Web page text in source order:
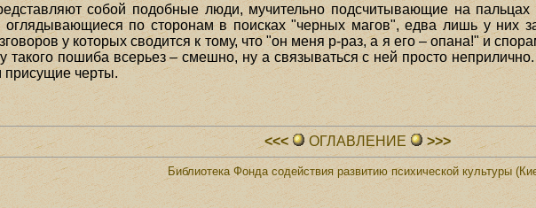
собой подобные люди, мучительно подсчитывающие на пальцах
по сторонам в поисках "черных магов", едва лишь у них
у которых сводится к тому, что "он меня р-раз, а я его – опана!" и
такого пошиба всерьез – смешно, ну а связываться с ней просто
присущие черты.
<<< ОГЛАВЛЕHИЕ >>>
Библиотека Фонда содействия развитию психической культуры